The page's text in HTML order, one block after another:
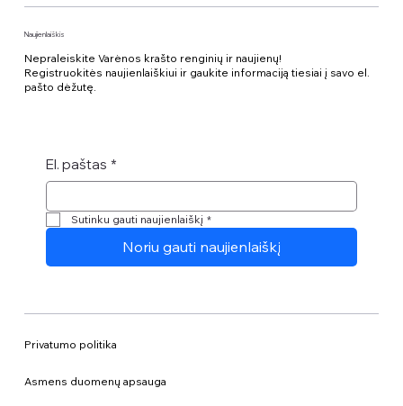
Naujienlaiškis
Nepraleiskite Varėnos krašto renginių ir naujienų!
Registruokitės naujienlaiškiui ir gaukite informaciją tiesiai į savo el.
pašto dėžutę.
El. paštas *
Sutinku gauti naujienlaiškį *
Noriu gauti naujienlaiškį
Privatumo politika
Asmens duomenų apsauga